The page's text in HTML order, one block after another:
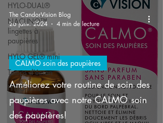
HYLO-DUAL®
NACLINO™
lingettes à
paupières
HYLO GEL® mini
Temps d'écran
HYLO mini
Améliorez votre routine de soin des
paupières avec notre CALMO soin
des paupières!
CALMO soin des paupières
The CandorVision Blog
26 janv. 2024
4 min de lecture